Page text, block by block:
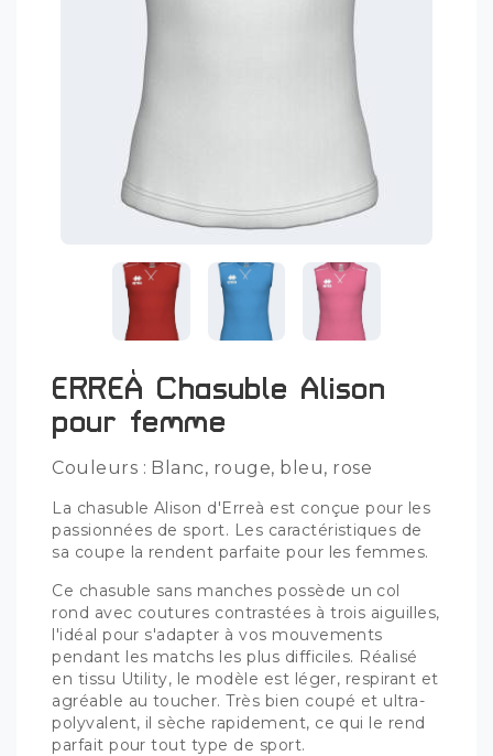
ERREÀ Chasuble Alison
pour femme
Couleurs : Blanc, rouge, bleu, rose
La chasuble Alison d'Erreà est conçue pour les
passionnées de sport. Les caractéristiques de
sa coupe la rendent parfaite pour les femmes.
Ce chasuble sans manches possède un col
rond avec coutures contrastées à trois aiguilles,
l'idéal pour s'adapter à vos mouvements
pendant les matchs les plus difficiles. Réalisé
en tissu Utility, le modèle est léger, respirant et
agréable au toucher. Très bien coupé et ultra-
polyvalent, il sèche rapidement, ce qui le rend
parfait pour tout type de sport.